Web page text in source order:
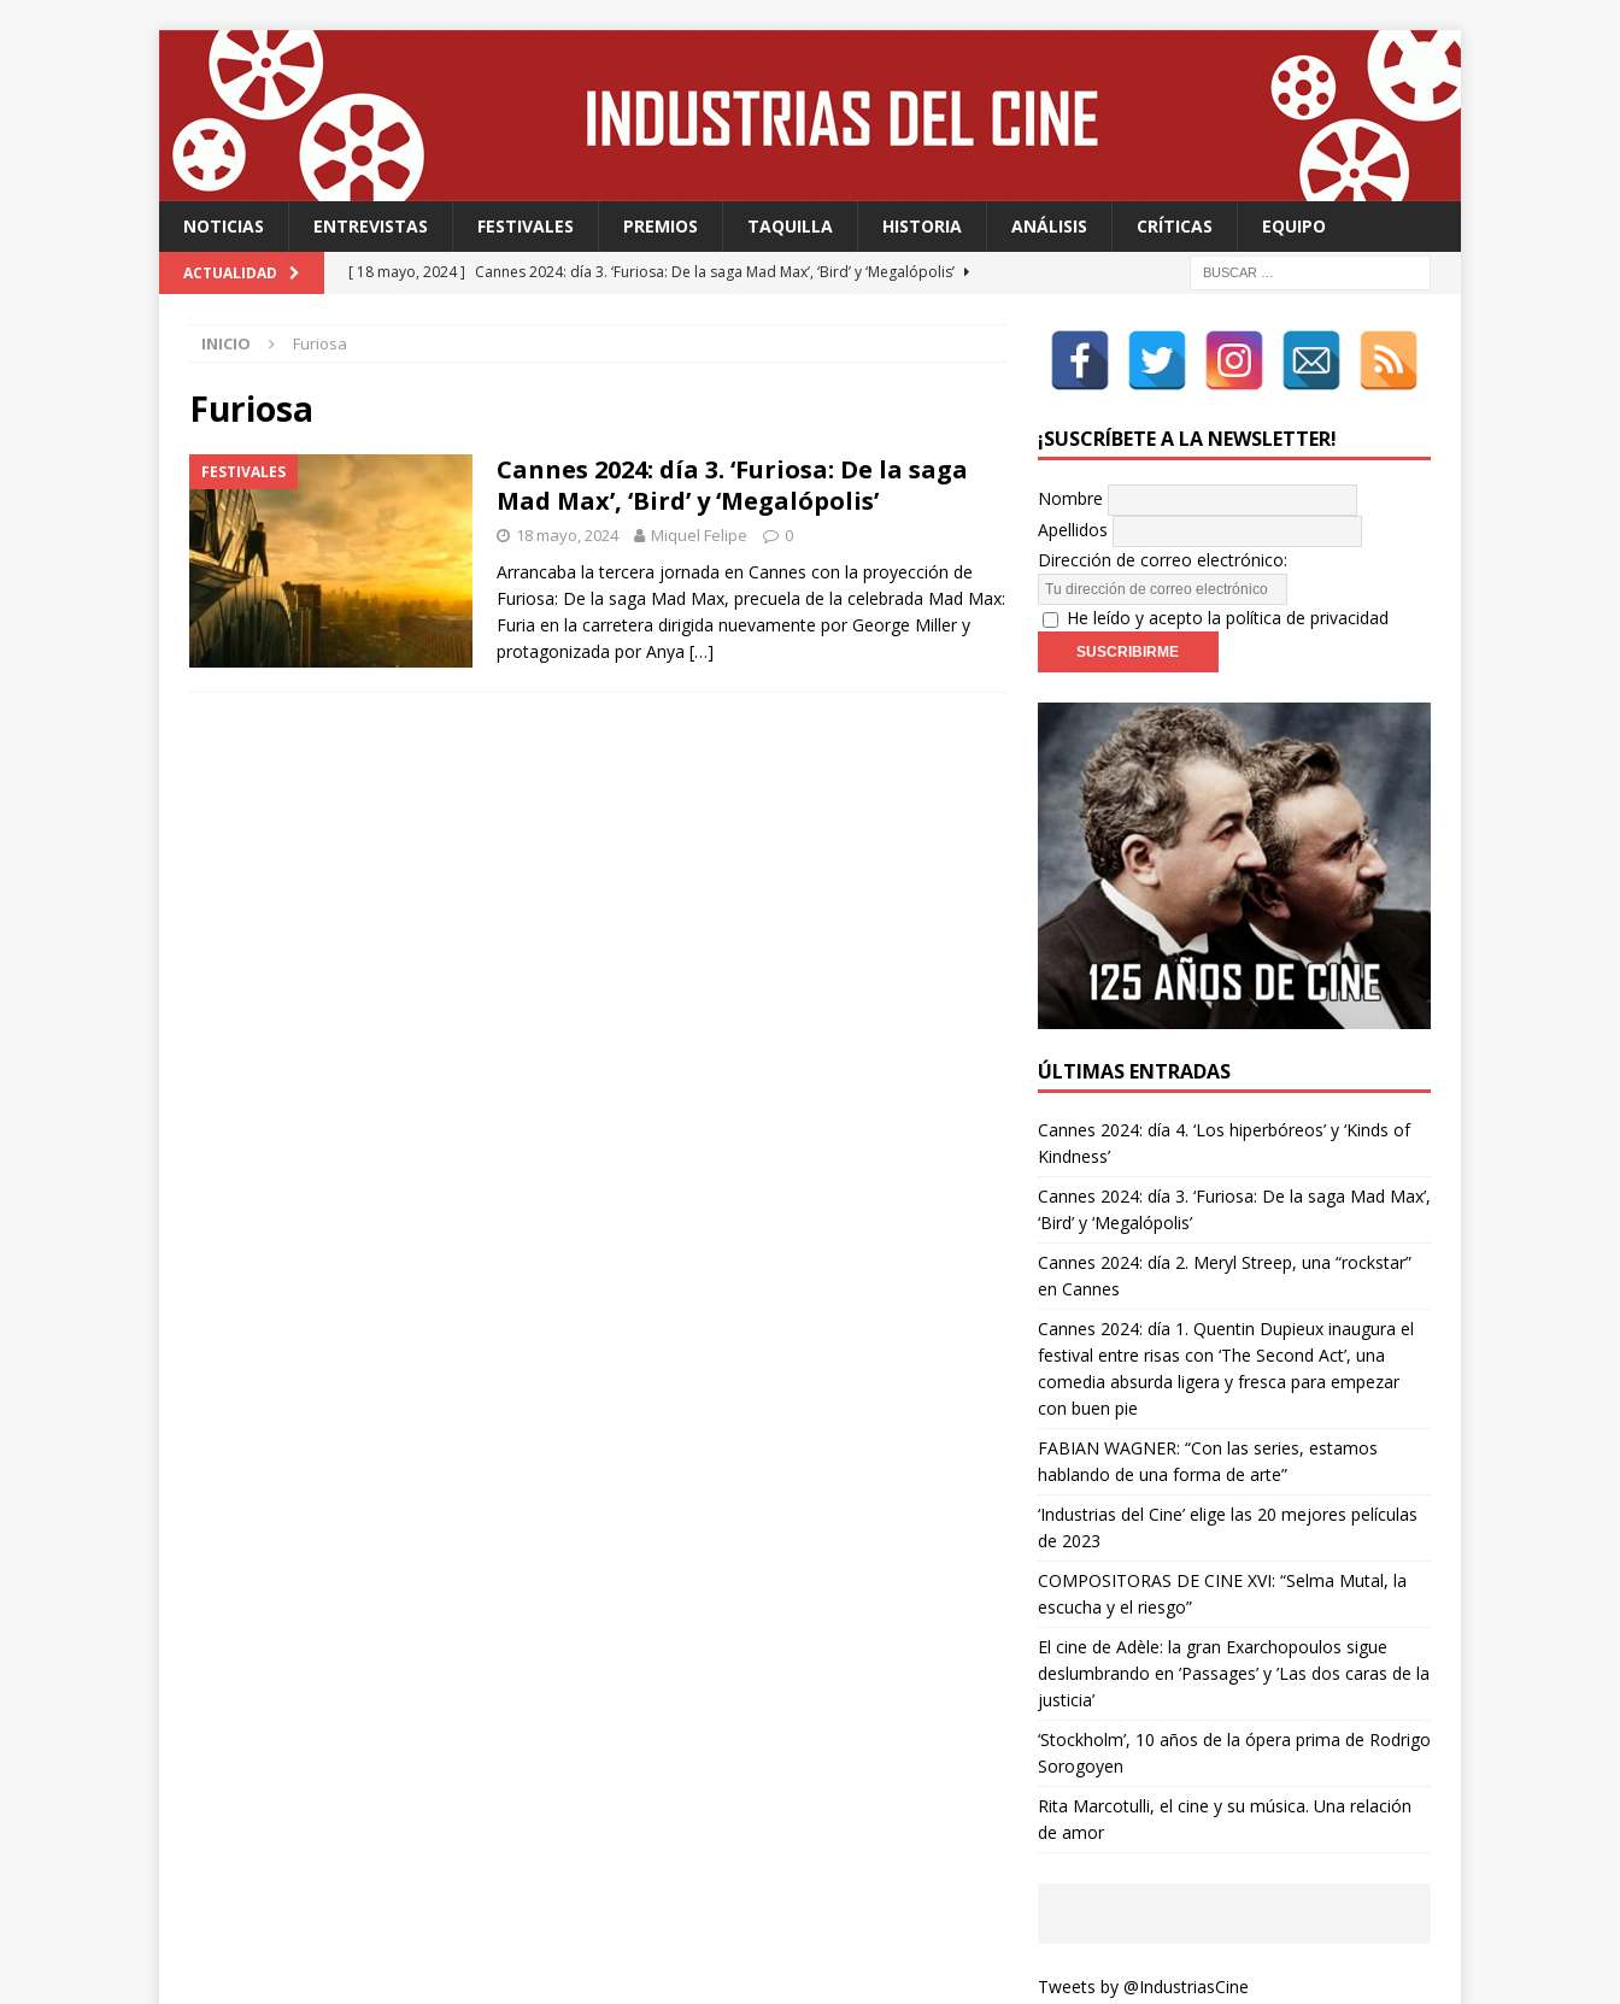
NOTICIAS ENTREVISTAS FESTIVALES PREMIOS TAQUILLA HISTORIA ANÁLISIS CRÍTICAS EQUIPO
ACTUALIDAD [ 18 mayo, 2024 ] Cannes 2024: día 3. ‘Furiosa: De la saga Mad Max’, ‘Bird’ y ‘Megalópolis’
FESTIVALES
[ 12 febrero, 2024 ]
FABIAN WAGNER: “Con las series, estamos hablando de una forma de
arte”
ENTREVISTAS
[ 18 mayo, 2024 ]
Cannes 2024: día 4. ‘Los hiperbóreos’ y ‘Kinds of Kindness’ FESTIVALES
INICIO Furiosa
Furiosa
FESTIVALES
Cannes 2024: día 3. ‘Furiosa: De la saga
Mad Max’, ‘Bird’ y ‘Megalópolis’
18 mayo, 2024 Miquel Felipe 0
Arrancaba la tercera jornada en Cannes con la proyección de
Furiosa: De la saga Mad Max, precuela de la celebrada Mad Max:
Furia en la carretera dirigida nuevamente por George Miller y
protagonizada por Anya […]
¡SUSCRÍBETE A LA NEWSLETTER!
Nombre
Apellidos
Dirección de correo electrónico:
He leído y acepto la política de privacidad
ÚLTIMAS ENTRADAS
Cannes 2024: día 4. ‘Los hiperbóreos’ y ‘Kinds of
Kindness’
Cannes 2024: día 3. ‘Furiosa: De la saga Mad Max’,
‘Bird’ y ‘Megalópolis’
Cannes 2024: día 2. Meryl Streep, una “rockstar”
en Cannes
Cannes 2024: día 1. Quentin Dupieux inaugura el
festival entre risas con ‘The Second Act’, una
comedia absurda ligera y fresca para empezar
con buen pie
FABIAN WAGNER: “Con las series, estamos
hablando de una forma de arte”
‘Industrias del Cine’ elige las 20 mejores películas
de 2023
COMPOSITORAS DE CINE XVI: “Selma Mutal, la
escucha y el riesgo”
El cine de Adèle: la gran Exarchopoulos sigue
deslumbrando en ’Passages’ y ’Las dos caras de la
justicia’
‘Stockholm’, 10 años de la ópera prima de Rodrigo
Sorogoyen
Rita Marcotulli, el cine y su música. Una relación
de amor
Tweets by @IndustriasCine